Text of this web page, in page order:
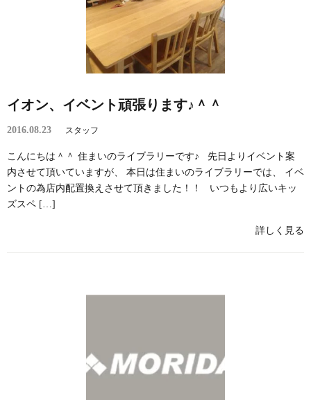
イオン、イベント頑張ります♪＾＾
2016.08.23 スタッフ
こんにちは＾＾ 住まいのライブラリーです♪ 先日よりイベント案
内させて頂いていますが、 本日は住まいのライブラリーでは、 イベ
ントの為店内配置換えさせて頂きました！！ いつもより広いキッ
ズスペ […]
詳しく見る